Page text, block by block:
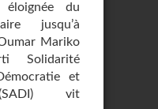
éloignée du
jusqu’à
Mariko
Solidarité
et
(SADI) vit